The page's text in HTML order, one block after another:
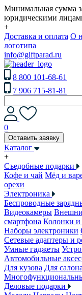
Минимальная сумма
юридическими
+
Доставка и оплата О
логотипа
info@giftparad.ru
8 800 101-68-61
7 906 715-81-81
0
Оставить заявку
Каталог
+
Съедобные подарки
Кофе и чай Мёд и
орехи
Электроника
Беспроводные
Видеокамеры
смартфона Колонки
Наборы электроники
Сетевые адаптеры и
Умные гаджеты
Автомобильные
Для кузова Для салона
Деловые подарки